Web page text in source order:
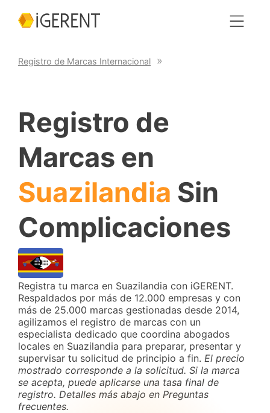
Registro de Marcas Internacional
Registro de
Marcas en
Suazilandia Sin
Complicaciones
Registra tu marca en Suazilandia con iGERENT.
Respaldados por más de 12.000 empresas y con
más de 25.000 marcas gestionadas desde 2014,
agilizamos el registro de marcas con un
especialista dedicado que coordina abogados
locales en Suazilandia para preparar, presentar y
supervisar tu solicitud de principio a fin. El precio
mostrado corresponde a la solicitud. Si la marca
se acepta, puede aplicarse una tasa final de
registro. Detalles más abajo en Preguntas
frecuentes.